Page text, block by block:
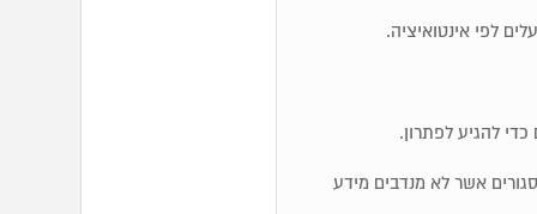
להגיע לפתרון.
סגורים אשר לא מנדבים מידע